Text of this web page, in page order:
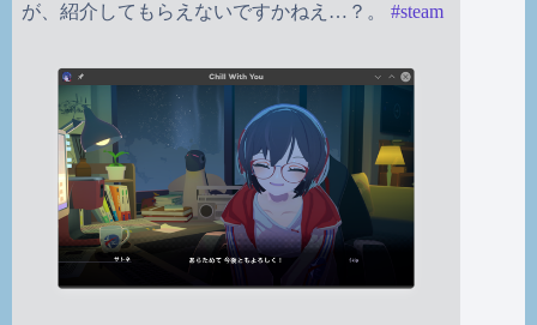
が、紹介してもらえないですかねえ…？。 #steam